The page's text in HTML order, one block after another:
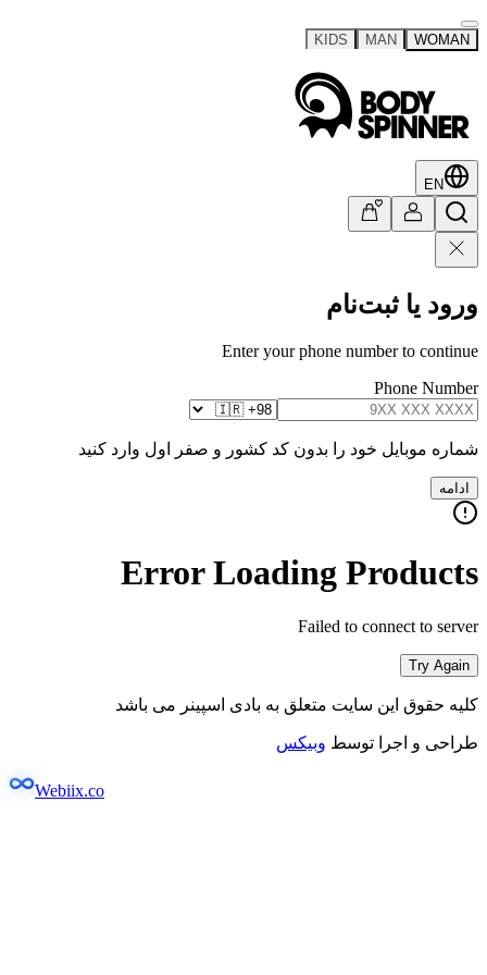
WOMAN
MAN
KIDS
EN
ورود یا ثبت‌نام
Enter your phone number to continue
Phone Number
شماره موبایل خود را بدون کد کشور و صفر اول وارد کنید
ادامه
Error Loading Products
Failed to connect to server
Try Again
کلیه حقوق این سایت متعلق به بادی اسپینر می باشد
طراحی و اجرا توسط وبیکس
Webiix.co